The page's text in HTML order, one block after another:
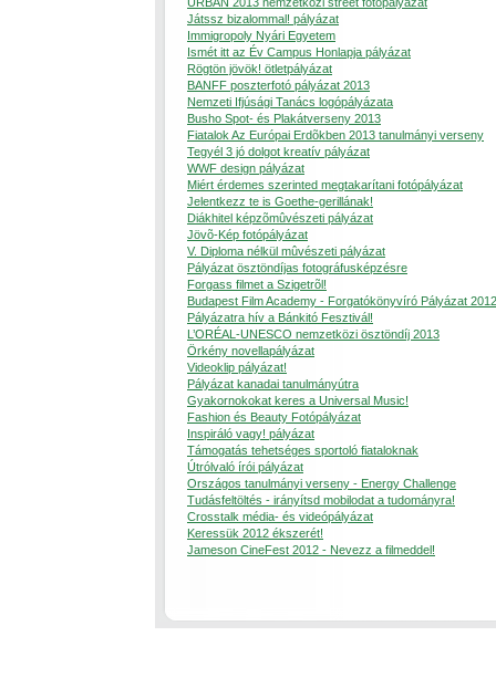
Játssz bizalommal! pályázat
Immigropoly Nyári Egyetem
Ismét itt az Év Campus Honlapja pályázat
Rögtön jövök! ötletpályázat
BANFF poszterfotó pályázat 2013
Nemzeti Ifjúsági Tanács logópályázata
Busho Spot- és Plakátverseny 2013
Fiatalok Az Európai Erdõkben 2013 tanulmányi verseny
Tegyél 3 jó dolgot kreatív pályázat
WWF design pályázat
Miért érdemes szerinted megtakarítani fotópályázat
Jelentkezz te is Goethe-gerillának!
Diákhitel képzõmûvészeti pályázat
Jövõ-Kép fotópályázat
V. Diploma nélkül mûvészeti pályázat
Pályázat ösztöndíjas fotográfusképzésre
Forgass filmet a Szigetrõl!
Budapest Film Academy - Forgatókönyvíró Pályázat 2012
Pályázatra hív a Bánkitó Fesztivál!
L’ORÉAL-UNESCO nemzetközi ösztöndíj 2013
Örkény novellapályázat
Videoklip pályázat!
Pályázat kanadai tanulmányútra
Gyakornokokat keres a Universal Music!
Fashion és Beauty Fotópályázat
Inspiráló vagy! pályázat
Támogatás tehetséges sportoló fiataloknak
Útrólvaló írói pályázat
Országos tanulmányi verseny - Energy Challenge
Tudásfeltöltés - irányítsd mobilodat a tudományra!
Crosstalk média- és videópályázat
Keressük 2012 ékszerét!
Jameson CineFest 2012 - Nevezz a filmeddel!